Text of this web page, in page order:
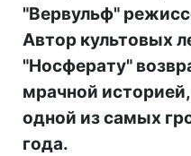
"Вервульф"
Автор культовых
"Носферату"
мрачной
одной из самых
года.